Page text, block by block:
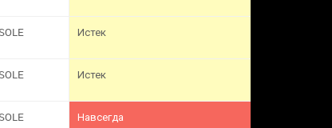
Истек
Истек
Навсегда